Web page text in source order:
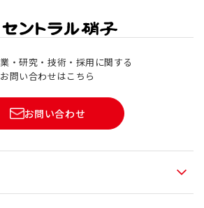
・研究・技術・採用に関する
お問い合わせはこちら
お問い合わせ